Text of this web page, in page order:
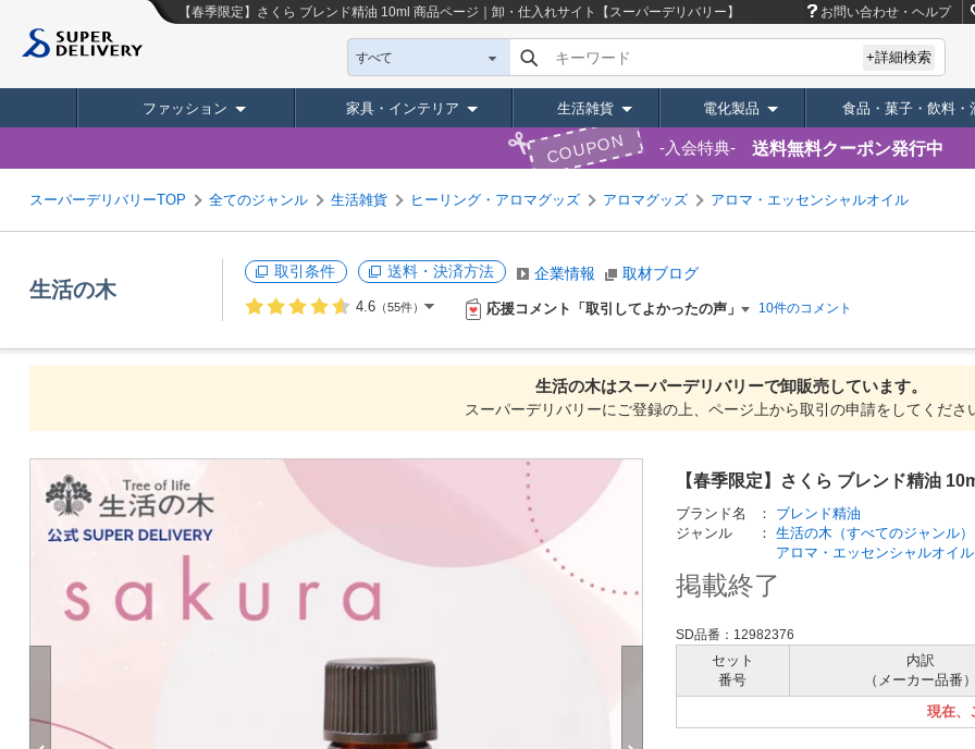
【春季限定】さくら ブレンド精油 10ml 商品ページ｜卸・仕入れサイト【スーパーデリバリー】 お問い合わせ・ヘルプ
すべて キーワード +詳細検索
ファッション 家具・インテリア 生活雑貨 電化製品 食品・菓子・飲料・
COUPON 入会特典 送料無料クーポン発行中
スーパーデリバリーTOP 全てのジャンル 生活雑貨 ヒーリング・アロマグッズ アロマグッズ アロマ・エッセンシャルオイル
生活の木
取引条件 送料・決済方法 企業情報 取材ブログ
4.6 （55件） 応援コメント「取引してよかったの声」 10件のコメント
生活の木はスーパーデリバリーで卸販売しています。
スーパーデリバリーにご登録の上、ページ上から取引の申請をしてくださ
【春季限定】さくら ブレンド精油
ブランド名 ：
ブレンド精油
ジャンル
： 生活の木（すべてのジャンル）
アロマ・エッセンシャルオイル
掲載終了
SD品番：12982376
セット
番号
内訳
（メーカー品番）
現在、